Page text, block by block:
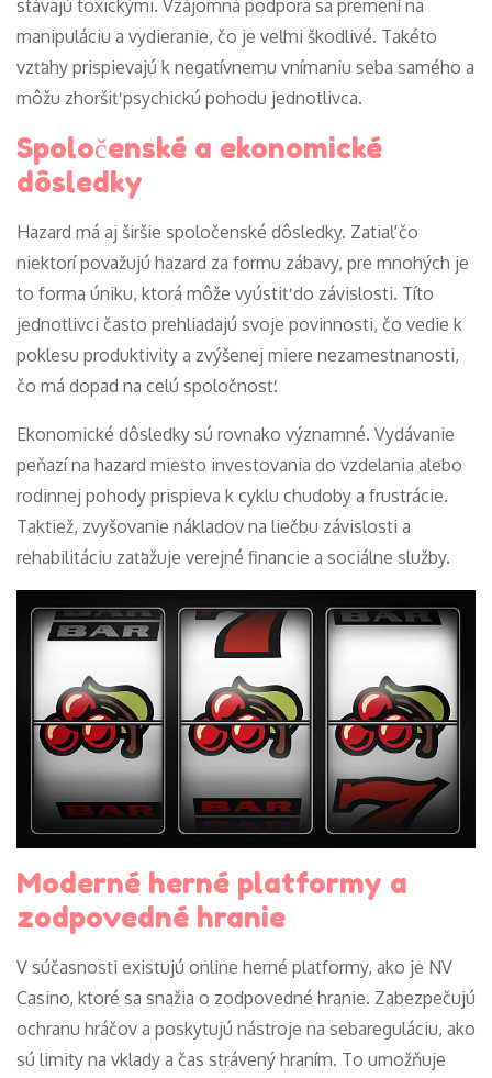
stávajú toxickými. Vzájomná podpora sa premení na
manipuláciu a vydieranie, čo je veľmi škodlivé. Takéto
vzťahy prispievajú k negatívnemu vnímaniu seba samého a
môžu zhoršiť psychickú pohodu jednotlivca.
Spoločenské a ekonomické
dôsledky
Hazard má aj širšie spoločenské dôsledky. Zatiaľ čo
niektorí považujú hazard za formu zábavy, pre mnohých je
to forma úniku, ktorá môže vyústiť do závislosti. Títo
jednotlivci často prehliadajú svoje povinnosti, čo vedie k
poklesu produktivity a zvýšenej miere nezamestnanosti,
čo má dopad na celú spoločnosť.
Ekonomické dôsledky sú rovnako významné. Vydávanie
peňazí na hazard miesto investovania do vzdelania alebo
rodinnej pohody prispieva k cyklu chudoby a frustrácie.
Taktiež, zvyšovanie nákladov na liečbu závislosti a
rehabilitáciu zaťažuje verejné financie a sociálne služby.
Moderné herné platformy a
zodpovedné hranie
V súčasnosti existujú online herné platformy, ako je NV
Casino, ktoré sa snažia o zodpovedné hranie. Zabezpečujú
ochranu hráčov a poskytujú nástroje na sebareguláciu, ako
sú limity na vklady a čas strávený hraním. To umožňuje